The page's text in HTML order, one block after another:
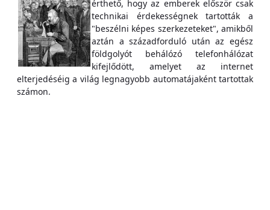
érthető, hogy az emberek először csak
technikai érdekességnek tartották a
"beszélni képes szerkezeteket", amikből
aztán a századforduló után az egész
földgolyót behálózó telefonhálózat
kifejlődött, amelyet az internet
elterjedéséig a világ legnagyobb automatájaként tartottak
számon.